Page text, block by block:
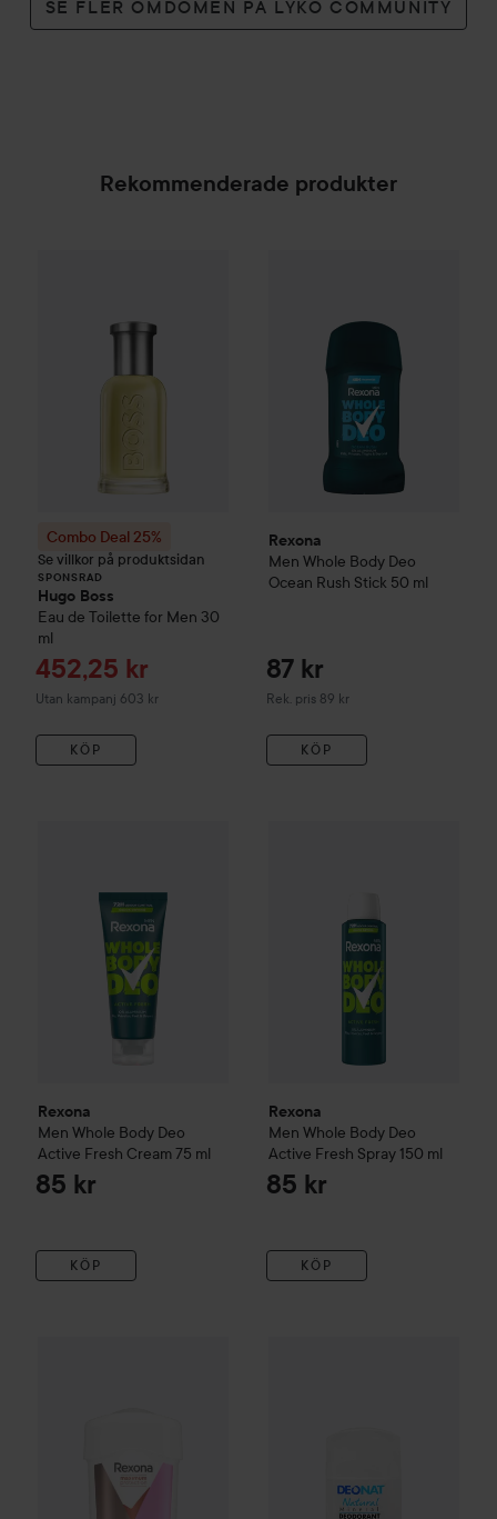
SE FLER OMDÖMEN PÅ LYKO COMMUNITY
Rekommenderade produkter
Combo Deal 25%
Se villkor på produktsidan
SPONSRAD
Hugo Boss
Eau de Toilette for Men 30
ml
Reapris
452,25 kr
Utan kampanj 603 kr
KÖP
Rexona
Men Whole Body Deo
Ocean Rush Stick 50 ml
87 kr
Rek. pris 89 kr
Rekommenderat pris 89 kr
KÖP
Rexona
Men Whole Body Deo
Active Fresh Cream75 ml
85 kr
KÖP
Rexona
Men Whole Body Deo
Active Fresh Spray 150 ml
85 kr
KÖP